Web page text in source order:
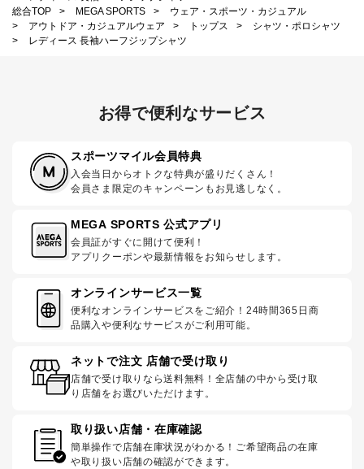
総合TOP
> MEGA SPORTS >
ウェア・スポーツ・カジュアル
>
アウトドア・カジュアルウェア > トップス >
シャツ・ポロシャツ
>
レディース 長袖ハーフジップシャツ
お得で便利なサービス
スポーツマイル会員特典
入会当日からオトクな特典が盛りだくさん！
会員さま限定のキャンペーンもお見逃しなく。
MEGA SPORTS 公式アプリ
会員証がすぐに開けて便利！
アプリクーポンや最新情報をお知らせします。
オンラインサービス一覧
便利なオンラインサービスをご紹介！24時間365日商
品購入や便利なサービスがご利用可能。
ネットで注文 店舗で受け取り
店舗で受け取りなら送料無料！全店舗の中から受け取
り店舗をお選びいただけます。
取り扱い店舗・在庫確認
簡単操作で店舗在庫状況がわかる！ご希望商品の在庫
や取り扱い店舗の確認ができます。